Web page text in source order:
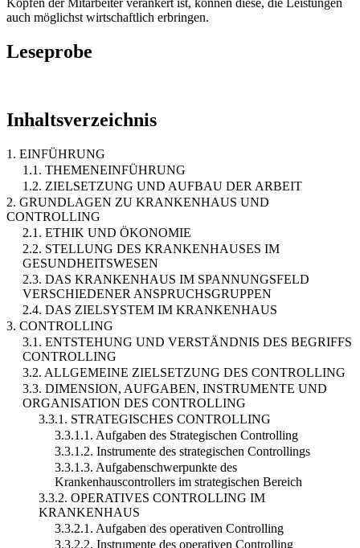
auch möglichst wirtschaftlich erbringen.
Leseprobe
Inhaltsverzeichnis
1. EINFÜHRUNG
1.1. THEMENEINFÜHRUNG
1.2. ZIELSETZUNG UND AUFBAU DER ARBEIT
2. GRUNDLAGEN ZU KRANKENHAUS UND
CONTROLLING
2.1. ETHIK UND ÖKONOMIE
2.2. STELLUNG DES KRANKENHAUSES IM
GESUNDHEITSWESEN
2.3. DAS KRANKENHAUS IM SPANNUNGSFELD
VERSCHIEDENER ANSPRUCHSGRUPPEN
2.4. DAS ZIELSYSTEM IM KRANKENHAUS
3. CONTROLLING
3.1. ENTSTEHUNG UND VERSTÄNDNIS DES BEGRIFFS
CONTROLLING
3.2. ALLGEMEINE ZIELSETZUNG DES CONTROLLING
3.3. DIMENSION, AUFGABEN, INSTRUMENTE UND
ORGANISATION DES CONTROLLING
3.3.1. STRATEGISCHES CONTROLLING
3.3.1.1. Aufgaben des Strategischen Controlling
3.3.1.2. Instrumente des strategischen Controllings
3.3.1.3. Aufgabenschwerpunkte des
Krankenhauscontrollers im strategischen Bereich
3.3.2. OPERATIVES CONTROLLING IM
KRANKENHAUS
3.3.2.1. Aufgaben des operativen Controlling
3.3.2.2. Instrumente des operativen Controlling